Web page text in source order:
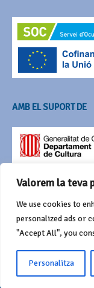
Valorem la teva
We use cookies to
personalized ads or
"Accept All", you
Personalitza
AMB EL SUPORT DE
© 2016 Agrupació del Bestiari